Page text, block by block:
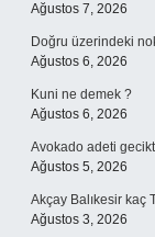
Ağustos 7, 2026
Doğru üzerindeki
Ağustos 6, 2026
Kuni ne demek ?
Ağustos 6, 2026
Avokado adeti
Ağustos 5, 2026
Akçay Balıkesir kaç
Ağustos 3, 2026